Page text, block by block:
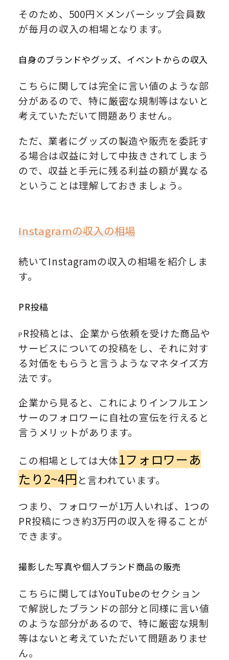
そのため、500円×メンバーシップ会員数
が毎月の収入の相場となります。
自身のブランドやグッズ、イベントからの収入
こちらに関しては完全に言い値のような部
分があるので、特に厳密な規制等はないと
考えていただいて問題ありません。
ただ、業者にグッズの製造や販売を委託す
る場合は収益に対して中抜きされてしまう
ので、収益と手元に残る利益の額が異なる
ということは理解しておきましょう。
Instagramの収入の相場
続いてInstagramの収入の相場を紹介しま
す。
PR投稿
P R投稿とは、企業から依頼を受けた商品や
サービスについての投稿をし、それに対す
る対価をもらうと言うようなマネタイズ方
法です。
企業から見ると、これによりインフルエン
サーのフォロワーに自社の宣伝を行えると
言うメリットがあります。
この相場としては大体1フォロワーあ
たり2~4円 と言われています。
つまり、フォロワーが1万人いれば、1つの
PR投稿につき約3万円の収入を得ることが
できます。
撮影した写真や個人ブランド商品の販売
こちらに関してはYouTubeのセクション
で解説したブランドの部分と同様に言い値
のような部分があるので、特に厳密な規制
等はないと考えていただいて問題ありませ
ん。